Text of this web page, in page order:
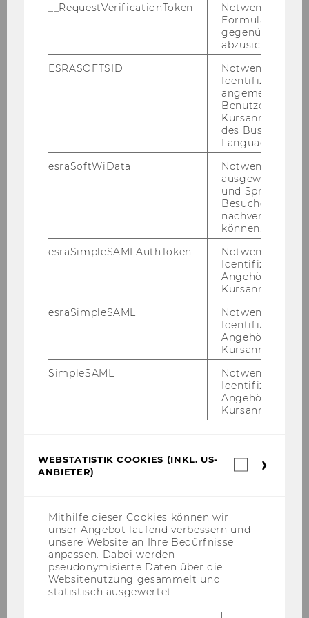
CSO Network Analysis and
Dr. André Martinuzzi
Aktuelle Herausforderungen des
Univ.Prof.Dr.Dr. Christoph
Coworking in Österreich
Univ.Prof.Dr. Thomas Reutterer
Analyse d.
technologietransferpotentials
Mag. Philipp Topic
Ass.Proj. Zwickl Klara 2014
Ass.Proj. Woydack Johanna 2014
Dr. Johanna Woydack, BA, MSc
Ass.Proj. Sardadvar Sascha 2014
__RequestVerificationToken
Notwendig, um
gegenüber
abzusichern.
ESRASOFTSID
Notwendig zur
Identifizierung
angemeldeten
Benutzers im
des Business
Language
esraSoftWiData
Notwendig um
ausgewählte
und
Besuchers
nachverfolgen
können.
esraSimpleSAMLAuthToken
Notwendig zur
Identifizierung
Angehörige/r für
Kursanmeldung.
esraSimpleSAML
Notwendig zur
Identifizierung
Angehörige/r für
Kursanmeldung.
SimpleSAML
Notwendig zur
Identifizierung
Angehörige/r für
Kursanmeldung.
WEBSTATISTIK COOKIES (INKL. US-
ANBIETER)
Mithilfe dieser Cookies können wir
unser Angebot laufend verbessern und
unsere Website an Ihre Bedürfnisse
anpassen. Dabei werden
pseudonymisierte Daten über die
Websitenutzung gesammelt und
statistisch ausgewertet.